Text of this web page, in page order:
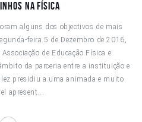
NA FÍSICA
alguns dos objectivos de mais
feira 5 de Dezembro de 2016,
de Educação Física e
da parceria entre a instituição e
presidiu a uma animada e muito
apresent...